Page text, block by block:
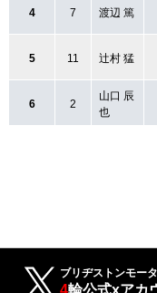
4 7 渡辺 篤
5 11 辻村 猛
6 2
山口 辰
也
ブリヂストンモー
4輪公式xアカ